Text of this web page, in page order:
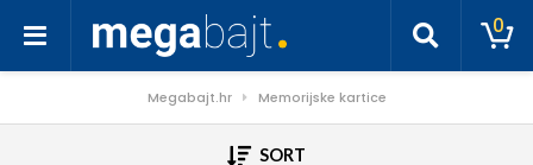
0
Megabajt.hr Memorijske kartice
SORT